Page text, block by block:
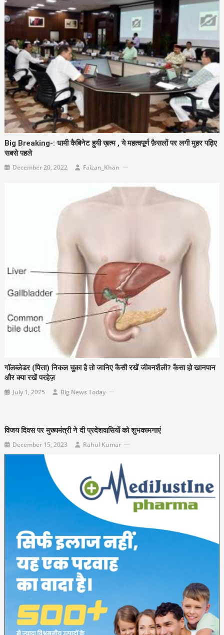
Big Breaking-: धामी कैबिनेट हुयी ख़त्म , ये महत्वपूर्ण फ़ैसलों पर लगी मुहर पढ़िए
सबसे पहले
December 20, 2022 Faizan_Khan
गॉलब्लेडर (पित्ता) निकल चुका है तो जानिए कैसी रखें जीवनशैली? कैसा हो खानपान
और क्या रखें परहेज़
July 1, 2025 Big News Today
विजय दिवस पर मुख्यमंत्री ने दी प्रदेशवासियों को शुभकामनाएं
December 15, 2023 Rahul Kumar